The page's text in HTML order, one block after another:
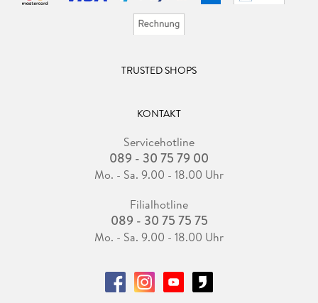
TRUSTED SHOPS
KONTAKT
Servicehotline
089 - 30 75 79 00
Mo. - Sa. 9.00 - 18.00 Uhr
Filialhotline
089 - 30 75 75 75
Mo. - Sa. 9.00 - 18.00 Uhr